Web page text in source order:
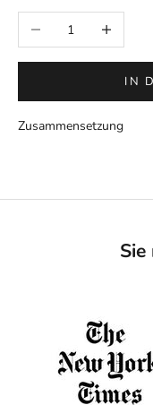
Anzahl verringernAnzahl
IN
Zusammensetzung
Sie